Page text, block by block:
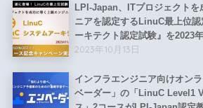
LPI-Japan、ITプロジェクトを
ニアを認定するLinuC最上位
ーキテクト認定試験』を2023
2023年10月13日
インフラエンジニア向けオン
ベーダー」の「LinuC Level1